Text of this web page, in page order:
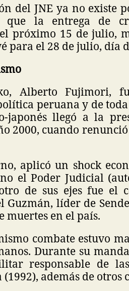
del JNE ya no existe
la entrega de
próximo 15 de julio,
para el 28 de julio, día
Alberto Fujimori,
peruana y de
japonés llegó a la
2000, cuando
aplicó un shock
el Poder Judicial
de sus ejes fue el
Guzmán, líder de
muertes en el país.
combate estuvo
Durante su
responsable de
además de otros